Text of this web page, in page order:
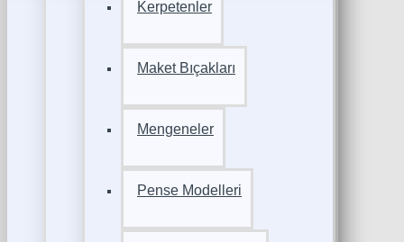
Kerpetenler
Maket Bıçakları
Mengeneler
Pense Modelleri